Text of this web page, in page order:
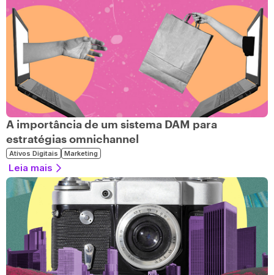
A importância de um sistema DAM para
estratégias omnichannel
Ativos Digitais Marketing
Leia mais